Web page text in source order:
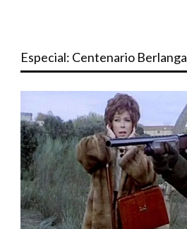
Especial: Centenario Berlanga